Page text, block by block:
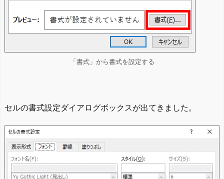
「書式」から書式を設定する
セルの書式設定ダイアログボックスが出てきました。